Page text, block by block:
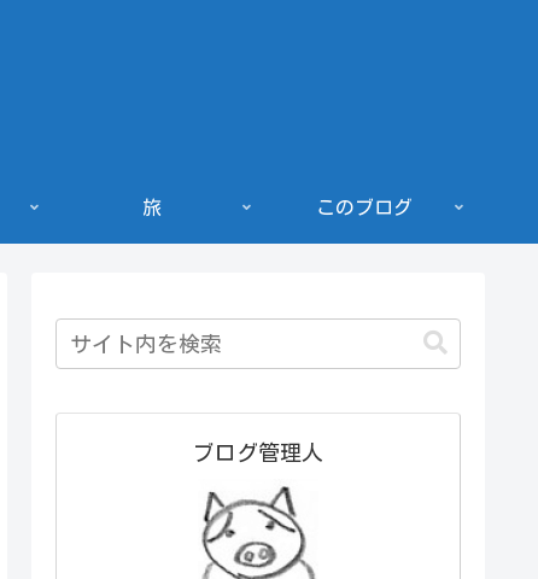
旅 このブログ
ブログ管理人